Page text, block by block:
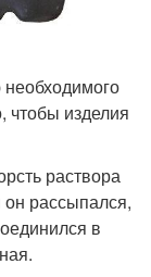
чтобы изделия
раствора
рассыпался,
в